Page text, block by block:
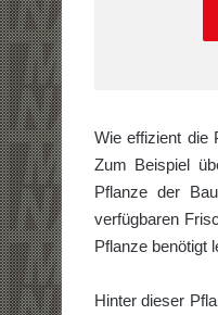
Wie effizient die
Zum Beispiel
Pflanze der
verfügbaren
Pflanze benötigt
Hinter dieser